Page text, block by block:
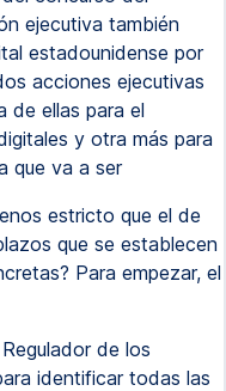
ejecutiva también
estadounidense por
acciones ejecutivas
de ellas para el
y otra más para
que va a ser
estricto que el de
que se establecen
Para empezar, el
de los
identificar todas las